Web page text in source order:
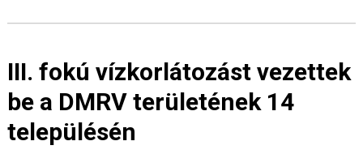
III. fokú vízkorlátozást vezettek
be a DMRV területének 14
településén